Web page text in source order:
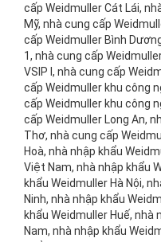
cấp Weidmuller Cát Lái,
Mỹ, nhà cung cấp
cấp Weidmuller Bình
1, nhà cung cấp
VSIP I, nhà cung cấp
cấp Weidmuller khu công
cấp Weidmuller khu công
cấp Weidmuller Long An,
Thơ, nhà cung cấp
Hoà, nhà nhập khẩu
Việt Nam, nhà nhập khẩu
khẩu Weidmuller Hà Nội,
Ninh, nhà nhập khẩu
khẩu Weidmuller Huế, nhà
Nam, nhà nhập khẩu